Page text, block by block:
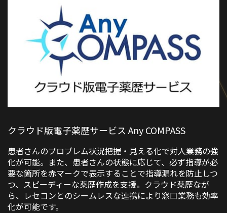
クラウド版電子薬歴サービス Any COMPASS
患者さんのプロブレム状況把握・見える化で対人業務の強
化が可能。また、患者さんの状態に応じて、必ず指導が必
要な箇所を赤マークで表示することで指導漏れを防止しつ
つ、スピーディーな薬歴作成を支援。クラウド薬歴なが
ら、レセコンとのシームレスな連携により窓口業務も効率
化が可能です。